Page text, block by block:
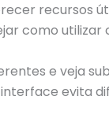
recursos
como
e veja
evita